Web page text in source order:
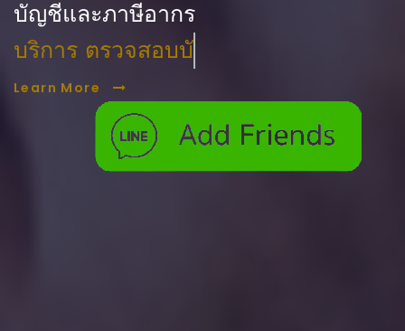
บัญชีและภาษีอากร
บริการ ตรวจสอบบัญชี
Learn More